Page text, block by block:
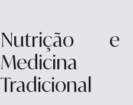
Nutrição e
Medicina
Tradicional